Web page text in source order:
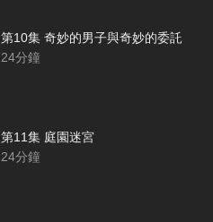
第10集 奇妙的男子與奇妙的委託
24分鐘
第11集 庭園迷宮
24分鐘